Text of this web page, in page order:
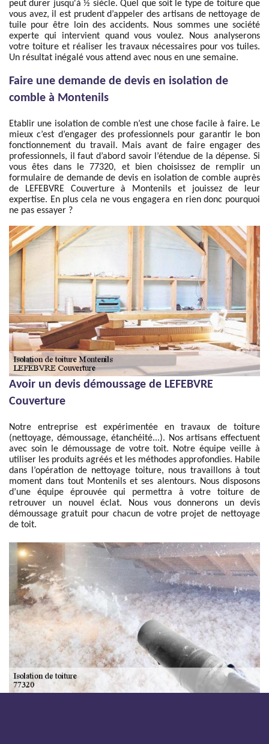
peut durer jusqu'à ½ siècle. Quel que soit le type de toiture que
vous avez, il est prudent d’appeler des artisans de nettoyage de
tuile pour être loin des accidents. Nous sommes une société
experte qui intervient quand vous voulez. Nous analyserons
votre toiture et réaliser les travaux nécessaires pour vos tuiles.
Un résultat inégalé vous attend avec nous en une semaine.
Faire une demande de devis en isolation de
comble à Montenils
Etablir une isolation de comble n’est une chose facile à faire. Le
mieux c’est d’engager des professionnels pour garantir le bon
fonctionnement du travail. Mais avant de faire engager des
professionnels, il faut d’abord savoir l’étendue de la dépense. Si
vous êtes dans le 77320, et bien choisissez de remplir un
formulaire de demande de devis en isolation de comble auprès
de LEFEBVRE Couverture à Montenils et jouissez de leur
expertise. En plus cela ne vous engagera en rien donc pourquoi
ne pas essayer ?
Avoir un devis démoussage de LEFEBVRE
Couverture
Notre entreprise est expérimentée en travaux de toiture
(nettoyage, démoussage, étanchéité...). Nos artisans effectuent
avec soin le démoussage de votre toit. Notre équipe veille à
utiliser les produits agréés et les méthodes approfondies. Habile
dans l’opération de nettoyage toiture, nous travaillons à tout
moment dans tout Montenils et ses alentours. Nous disposons
d’une équipe éprouvée qui permettra à votre toiture de
retrouver un nouvel éclat. Nous vous donnerons un devis
démoussage gratuit pour chacun de votre projet de nettoyage
de toit.